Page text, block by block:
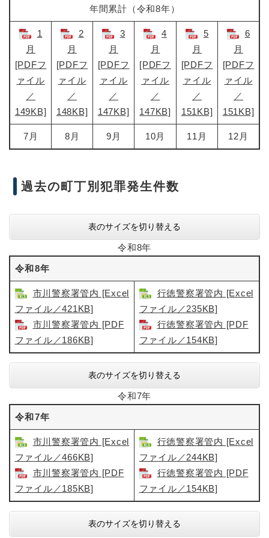
年間累計（令和8年）
1
月
[PDFフ
ァイル
／
149KB]
2
月
[PDFフ
ァイル
／
148KB]
3
月
[PDFフ
ァイル
／
147KB]
4
月
[PDFフ
ァイル
／
147KB]
5
月
[PDFフ
ァイル
／
151KB]
6
月
[PDFフ
ァイル
／
151KB]
7月 8月 9月 10月 11月 12月
過去の町丁別犯罪発生件数
表のサイズを切り替える
令和8年
令和8年
市川警察署管内 [Excel
ファイル／421KB]
市川警察署管内 [PDF
ファイル／186KB]
行徳警察署管内 [Excel
ファイル／235KB]
行徳警察署管内 [PDF
ファイル／154KB]
表のサイズを切り替える
令和7年
令和7年
市川警察署管内 [Excel
ファイル／466KB]
市川警察署管内 [PDF
ファイル／185KB]
行徳警察署管内 [Excel
ファイル／244KB]
行徳警察署管内 [PDF
ファイル／154KB]
表のサイズを切り替える